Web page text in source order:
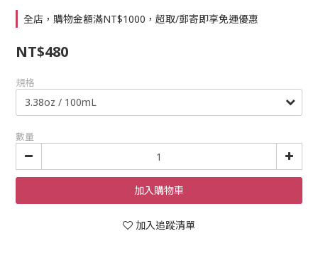
全店，購物金額滿NT$1000，超取/郵寄即享免運優惠
NT$480
規格
數量
加入購物車
加入追蹤清單